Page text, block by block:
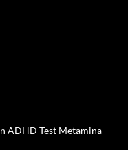
ADHD Test Metamina